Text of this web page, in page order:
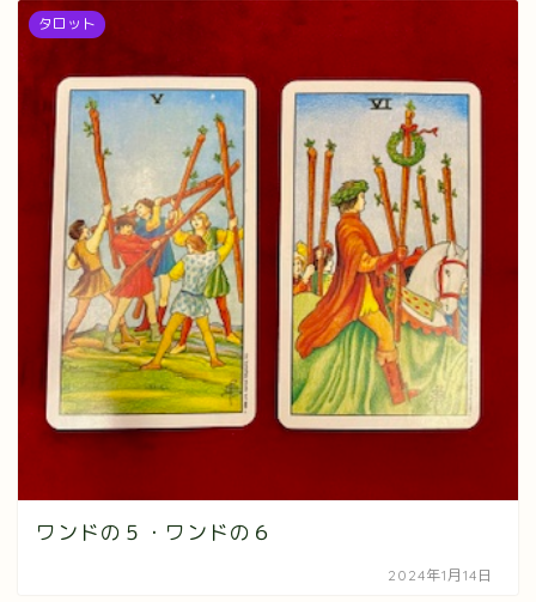
タロット
ワンドの５・ワンドの６
2024年1月14日